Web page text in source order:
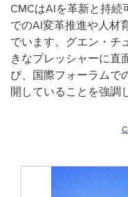
CMCはAIを革新と持
でのAI変革推進や人材
でいます。グエン・チ
きなプレッシャーに直
び、国際フォーラムで
開していることを強調